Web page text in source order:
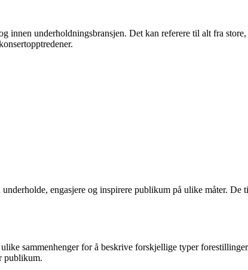
innen underholdningsbransjen. Det kan referere til alt fra
underholde, engasjere og inspirere publikum på ulike måter.
sammenhenger for å beskrive forskjellige typer
publikum.